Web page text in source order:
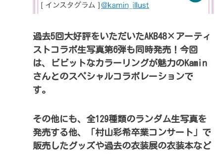
過去5回大好評をいただいたAKB48×アーティ
ストコラボ生写真第6弾も同時発売！今回
は、ビビットなカラーリングが魅力のKamin
さんとのスペシャルコラボレーションで
す。
その他にも、全129種類のランダム生写真を
発売する他、「村山彩希卒業コンサート」で
販売したグッズや過去の衣装展の衣装本など